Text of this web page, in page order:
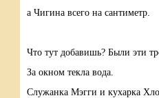
а Чигина всего на сантиметр.
Что тут добавишь? Были эти
За окном текла вода.
Служанка Мэгги и кухарка